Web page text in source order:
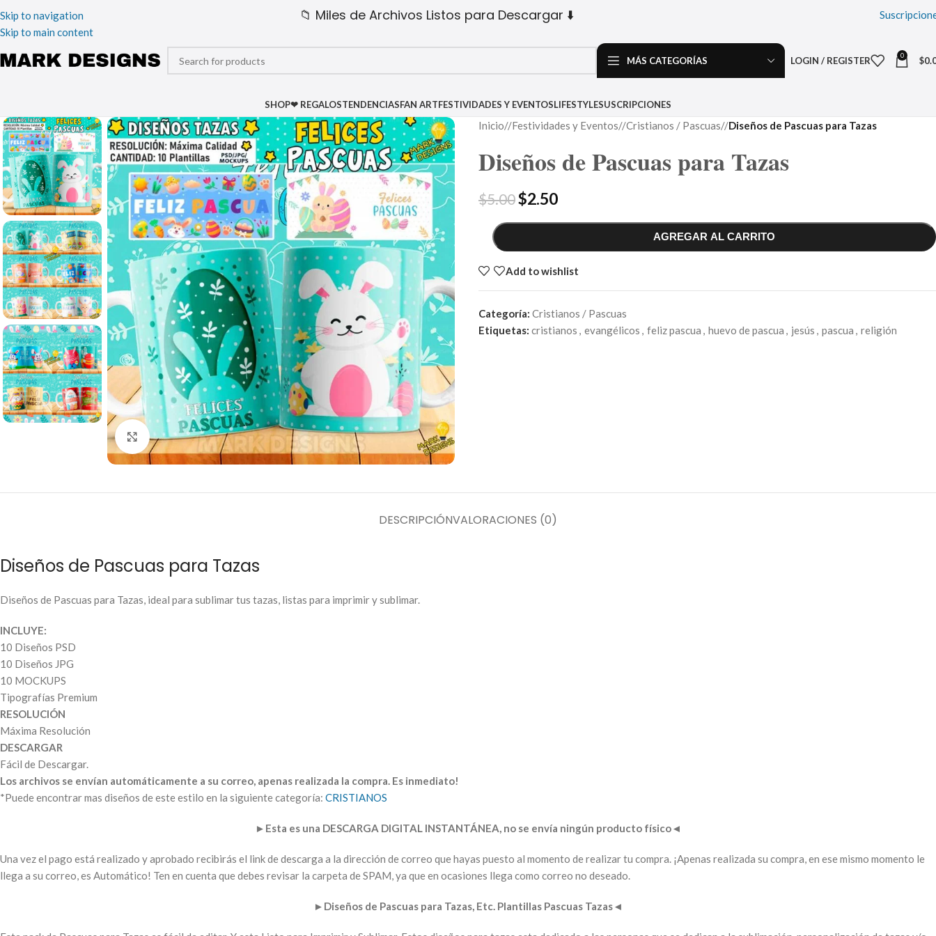
Skip to navigation
Skip to main content
📁 Miles de Archivos Listos para Descargar ⬇️
MÁS CATEGORÍAS LOGIN / REGISTER 0 $
SHOP❤ REGALOSTENDENCIASFAN ARTFESTIVIDADES Y EVENTOSLIFESTYLESUSCRIPCIONES
Click to enlarge
Inicio/ Festividades y Eventos/ Cristianos / Pascuas/ Diseños de Pascuas para Tazas
Diseños de Pascuas para Tazas
$5.00$2.50
AGREGAR AL CARRITO
Add to wishlist
Categoría: Cristianos / Pascuas
Etiquetas: cristianos , evangélicos , feliz pascua , huevo de pascua , jesús , pascua , religión
DESCRIPCIÓNVALORACIONES (0)
Diseños de Pascuas para Tazas
Diseños de Pascuas para Tazas, ideal para sublimar tus tazas, listas para imprimir y sublimar.
INCLUYE:
10 Diseños PSD
10 Diseños JPG
10 MOCKUPS
Tipografías Premium
RESOLUCIÓN
Máxima Resolución
DESCARGAR
Fácil de Descargar.
Los archivos se envían automáticamente a su correo, apenas realizada la compra. Es inmediato!
*Puede encontrar mas diseños de este estilo en la siguiente categoría: CRISTIANOS
► Esta es una DESCARGA DIGITAL INSTANTÁNEA, no se envía ningún producto físico◄
Una vez el pago está realizado y aprobado recibirás el link de descarga a la dirección de correo que hayas puesto al momento de realizar tu compra. ¡Apenas realizada su compra, en ese mismo momento le
llega a su correo, es Automático! Ten en cuenta que debes revisar la carpeta de SPAM, ya que en ocasiones llega como correo no deseado.
► Diseños de Pascuas para Tazas, Etc. Plantillas Pascuas Tazas◄